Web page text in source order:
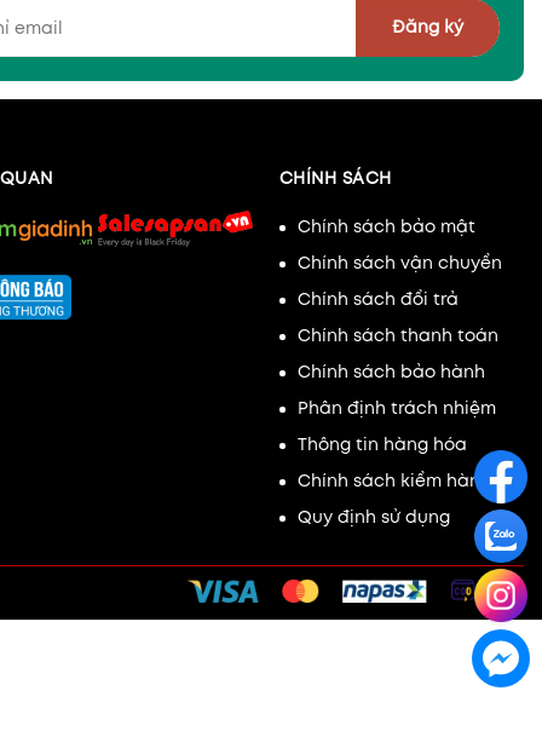
Đăng ký
CHÍNH SÁCH
Chính sách bảo mật
Chính sách vận chuyển
Chính sách đổi trả
Chính sách thanh toán
Chính sách bảo hành
Phân định trách nhiệm
Thông tin hàng hóa
Chính sách kiểm hàng
Quy định sử dụng